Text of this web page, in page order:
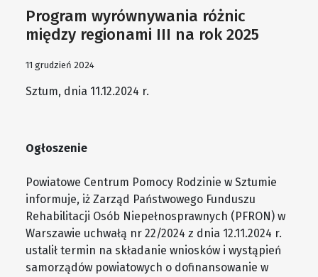
Program wyrównywania różnic
między regionami III na rok 2025
11 grudzień 2024
Sztum, dnia 11.12.2024 r.
Ogłoszenie
Powiatowe Centrum Pomocy Rodzinie w Sztumie
informuje, iż Zarząd Państwowego Funduszu
Rehabilitacji Osób Niepełnosprawnych (PFRON) w
Warszawie uchwałą nr 22/2024 z dnia 12.11.2024 r.
ustalił termin na składanie wniosków i wystąpień
samorządów powiatowych o dofinansowanie w